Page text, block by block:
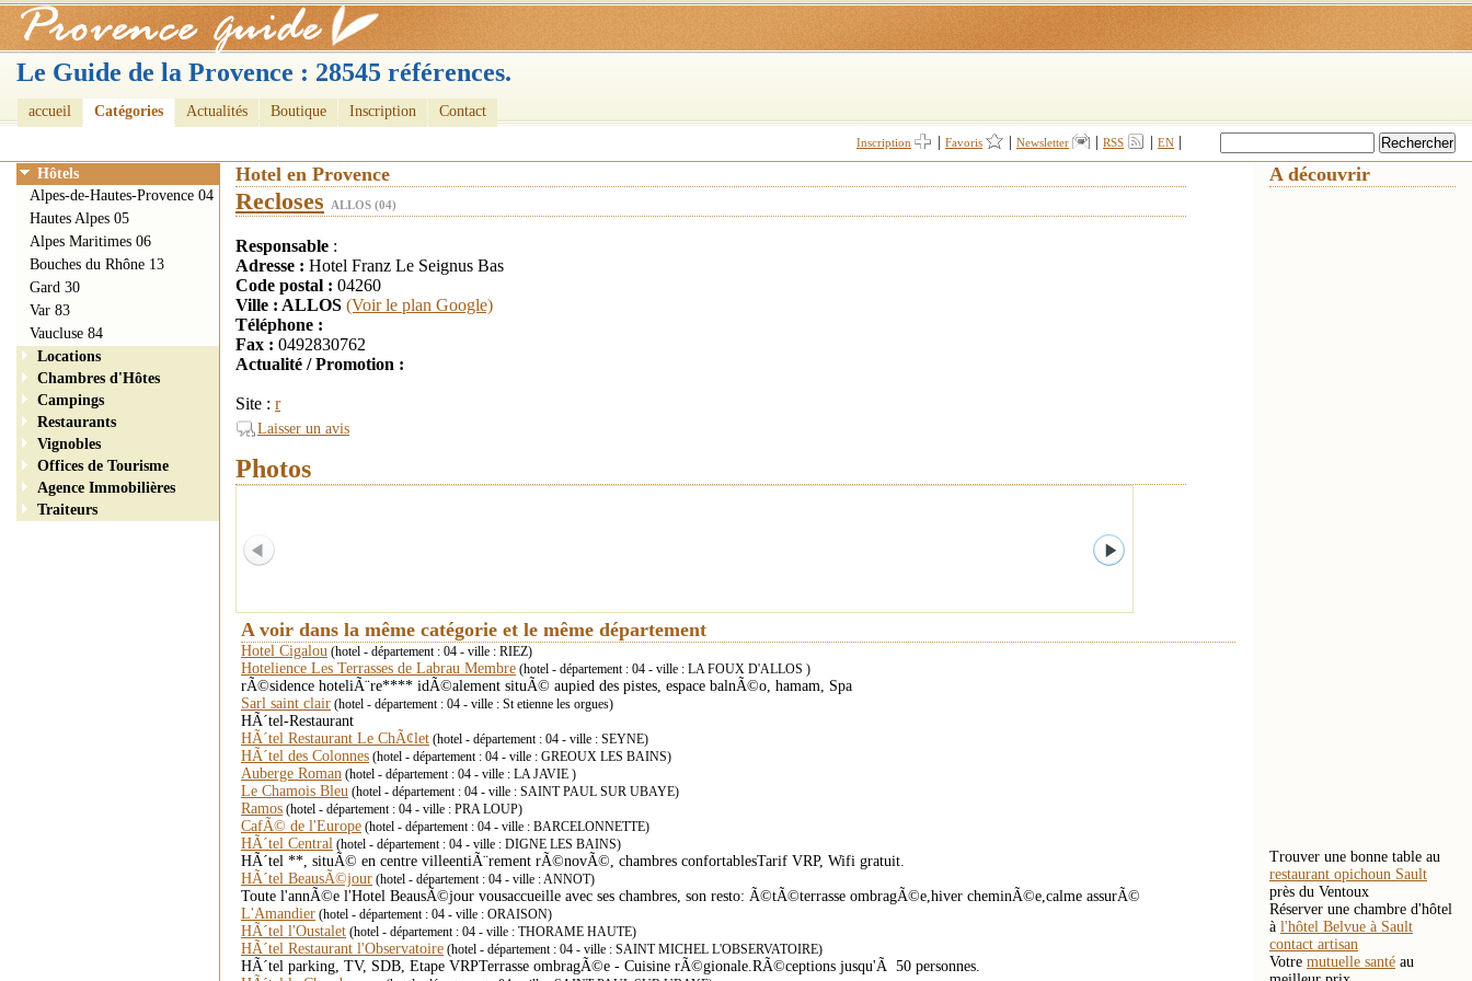
Le Guide de la Provence : 28545 références.
accueil Catégories Actualités Boutique Inscription Contact
Inscription Favoris Newsletter RSS EN
Hotel en Provence
Recloses ALLOS (04)
Responsable :
Adresse : Hotel Franz Le Seignus Bas
Code postal : 04260
Ville : ALLOS (Voir le plan Google)
Téléphone :
Fax : 0492830762
Actualité / Promotion :
Site : r
Laisser un avis
Photos
A voir dans la même catégorie et le même département
Hotel Cigalou (hotel - département : 04 - ville : RIEZ)
Hotelience Les Terrasses de Labrau Membre (hotel - département : 04 - ville : LA FOUX D'ALLOS )
rÃ©sidence hoteliÃ¨re**** idÃ©alement situÃ© aupied des pistes, espace balnÃ©o, hamam, Spa
Sarl saint clair (hotel - département : 04 - ville : St etienne les orgues)
HÃ´tel-Restaurant
HÃ´tel Restaurant Le ChÃ¢let (hotel - département : 04 - ville : SEYNE)
HÃ´tel des Colonnes (hotel - département : 04 - ville : GREOUX LES BAINS)
Auberge Roman (hotel - département : 04 - ville : LA JAVIE )
Le Chamois Bleu (hotel - département : 04 - ville : SAINT PAUL SUR UBAYE)
Ramos (hotel - département : 04 - ville : PRA LOUP)
CafÃ© de l'Europe (hotel - département : 04 - ville : BARCELONNETTE)
HÃ´tel Central (hotel - département : 04 - ville : DIGNE LES BAINS)
HÃ´tel **, situÃ© en centre villeentiÃ¨rement rÃ©novÃ©, chambres confortablesTarif VRP, Wifi gratuit.
HÃ´tel BeausÃ©jour (hotel - département : 04 - ville : ANNOT)
Toute l'annÃ©e l'Hotel BeausÃ©jour vousaccueille avec ses chambres, son resto: Ã©tÃ©terrasse ombragÃ©e,hiver cheminÃ©e,calme assurÃ©
L'Amandier (hotel - département : 04 - ville : ORAISON)
HÃ´tel l'Oustalet (hotel - département : 04 - ville : THORAME HAUTE)
HÃ´tel Restaurant l'Observatoire (hotel - département : 04 - ville : SAINT MICHEL L'OBSERVATOIRE)
HÃ´tel parking, TV, SDB, Etape VRPTerrasse ombragÃ©e - Cuisine rÃ©gionale.RÃ©ceptions jusqu'Ã 50 personnes.
Hôtels
Alpes-de-Hautes-Provence 04
Hautes Alpes 05
Alpes Maritimes 06
Bouches du Rhône 13
Gard 30
Var 83
Vaucluse 84
Locations
Chambres d'Hôtes
Campings
Restaurants
Vignobles
Offices de Tourisme
Agence Immobilières
Traiteurs
A découvrir
Trouver une bonne table au
restaurant opichoun Sault
près du Ventoux
Réserver une chambre d'hôtel
à l'hôtel Belvue à Sault
contact artisan
Votre mutuelle santé au